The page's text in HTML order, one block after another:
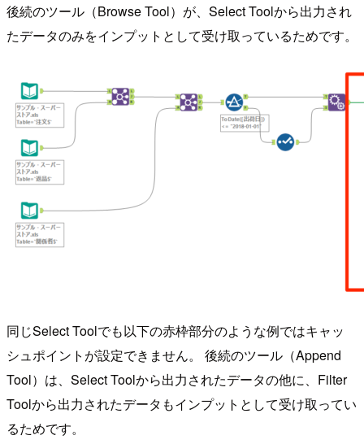
後続のツール（Browse Tool）が、Select Toolから出力され
たデータのみをインプットとして受け取っているためです。
同じSelect Toolでも以下の赤枠部分のような例ではキャッ
シュポイントが設定できません。 後続のツール（Append
Tool）は、Select Toolから出力されたデータの他に、Filter
Toolから出力されたデータもインプットとして受け取ってい
るためです。